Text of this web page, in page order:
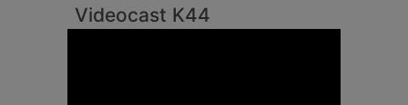
Videocast K44